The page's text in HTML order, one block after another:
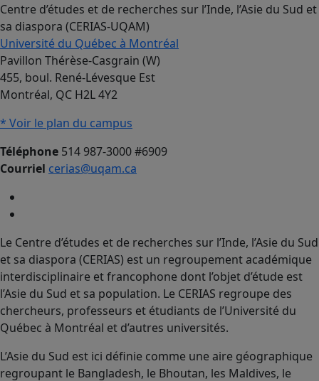
Centre d’études et de recherches sur l’Inde, l’Asie du Sud et
sa diaspora (CERIAS-UQAM)
Université du Québec à Montréal
Pavillon Thérèse-Casgrain (W)
455, boul. René-Lévesque Est
Montréal, QC H2L 4Y2
* Voir le plan du campus
Téléphone 514 987-3000 #6909
Courriel cerias@uqam.ca
Le Centre d’études et de recherches sur l’Inde, l’Asie du Sud
et sa diaspora (CERIAS) est un regroupement académique
interdisciplinaire et francophone dont l’objet d’étude est
l’Asie du Sud et sa population. Le CERIAS regroupe des
chercheurs, professeurs et étudiants de l’Université du
Québec à Montréal et d’autres universités.
L’Asie du Sud est ici définie comme une aire géographique
regroupant le Bangladesh, le Bhoutan, les Maldives, le